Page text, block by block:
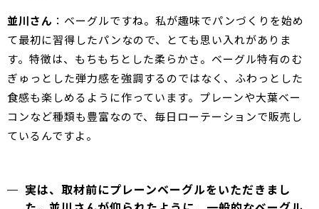
並川さん ：ベーグルですね。私が趣味でパンづくりを始め
て最初に習得したパンなので、とても思い入れがありま
す。特徴は、もちもちとした柔らかさ。ベーグル特有のむ
ぎゅっとした弾力感を強調するのではなく、ふわっとした
食感も楽しめるように作っています。プレーンや大葉ベー
コンなど種類も豊富なので、毎日ローテーションで販売し
ているんですよ。
実は、取材前にプレーンベーグルをいただきまし